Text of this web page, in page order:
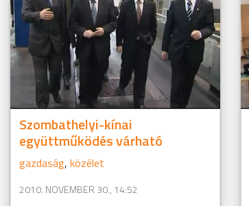
Szombathelyi-kínai
együttműködés várható
gazdaság, közélet
2010. NOVEMBER 30., 14:52